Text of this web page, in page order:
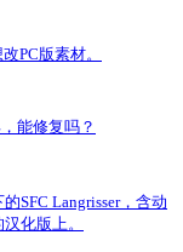
PC版素材。
能修复吗？
SFC Langrisser，含动
化版上。